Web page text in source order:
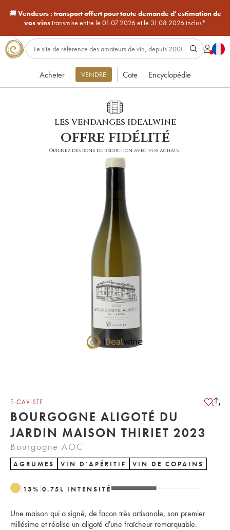
🚚Vendeurs : transport offert pour toute demande d’estimation de
vos vinstransmise entre le 01.07.2026 et le 31.08.2026 inclus*
Acheter VENDRE Cote Encyclopédie
LES VENDANGES IDEALWINE
offre fidélité
Obtenez des bons de réduction avec vos achats !
E-CAVISTE
BOURGOGNE ALIGOTÉ DU
JARDIN MAISON THIRIET 2023
Bourgogne AOC
AGRUMES VIN D'APÉRITIF VIN DE COPAINS
13% 0.75 L INTENSITÉ
Une maison qui a signé, de façon très artisanale, son premier
millésime et réalise un aligoté d'une fraîcheur remarquable.